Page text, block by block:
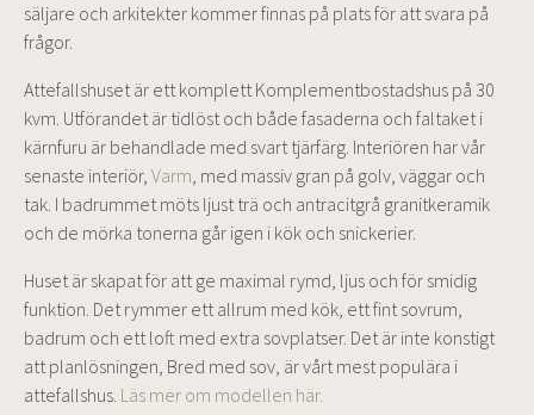
säljare och arkitekter kommer finnas på plats för att svara på
frågor.
Attefallshuset är ett komplett Komplementbostadshus på 30
kvm. Utförandet är tidlöst och både fasaderna och faltaket i
kärnfuru är behandlade med svart tjärfärg. Interiören har vår
senaste interiör, Varm, med massiv gran på golv, väggar och
tak. I badrummet möts ljust trä och antracitgrå granitkeramik
och de mörka tonerna går igen i kök och snickerier.
Huset är skapat för att ge maximal rymd, ljus och för smidig
funktion. Det rymmer ett allrum med kök, ett fint sovrum,
badrum och ett loft med extra sovplatser. Det är inte konstigt
att planlösningen, Bred med sov, är vårt mest populära i
attefallshus. Läs mer om modellen här.